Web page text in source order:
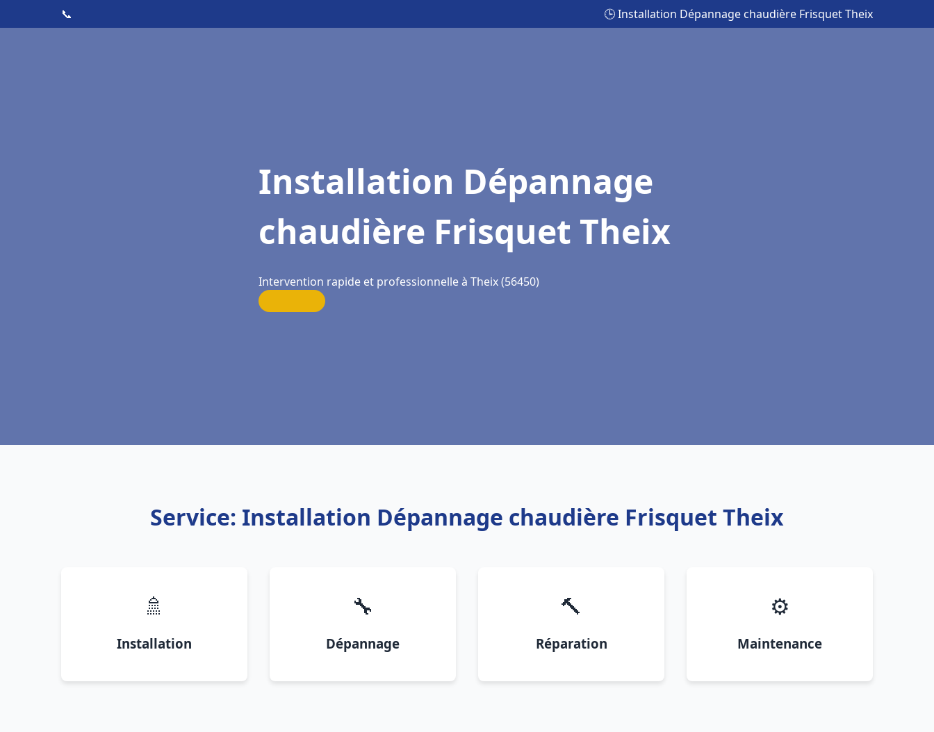
📞 🕒 Installation Dépannage chaudière Frisquet Theix
Installation Dépannage
chaudière Frisquet Theix
Intervention rapide et professionnelle à Theix (56450)
Service: Installation Dépannage chaudière Frisquet Theix
🚿
Installation
🔧
Dépannage
🔨
Réparation
⚙️
Maintenance